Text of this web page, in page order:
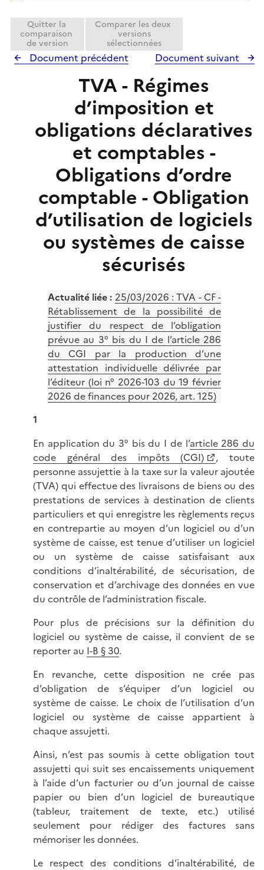
Quitter la
comparaison
de version
Comparer les deux
versions
sélectionnées
Document précédent Document suivant
TVA - Régimes
d’imposition et
obligations déclaratives
et comptables -
Obligations d’ordre
comptable - Obligation
d’utilisation de logiciels
ou systèmes de caisse
sécurisés
Actualité liée : 25/03/2026 : TVA - CF -
Rétablissement de la possibilité de
justifier du respect de l’obligation
prévue au 3° bis du I de l’article 286
du CGI par la production d’une
attestation individuelle délivrée par
l’éditeur (loi n° 2026-103 du 19 février
2026 de finances pour 2026, art. 125)
1
En application du 3° bis du I de l’article 286 du
code général des impôts (CGI)
, toute
personne assujettie à la taxe sur la valeur ajoutée
(TVA) qui effectue des livraisons de biens ou des
prestations de services à destination de clients
particuliers et qui enregistre les règlements reçus
en contrepartie au moyen d’un logiciel ou d’un
système de caisse, est tenue d’utiliser un logiciel
ou un système de caisse satisfaisant aux
conditions d’inaltérabilité, de sécurisation, de
conservation et d’archivage des données en vue
du contrôle de l’administration fiscale.
Pour plus de précisions sur la définition du
logiciel ou système de caisse, il convient de se
reporter au I-B § 30.
En revanche, cette disposition ne crée pas
d’obligation de s’équiper d’un logiciel ou
système de caisse. Le choix de l’utilisation d’un
logiciel ou système de caisse appartient à
chaque assujetti.
Ainsi, n’est pas soumis à cette obligation tout
assujetti qui suit ses encaissements uniquement
à l’aide d’un facturier ou d’un journal de caisse
papier ou bien d’un logiciel de bureautique
(tableur, traitement de texte, etc.) utilisé
seulement pour rédiger des factures sans
mémoriser les données.
Le respect des conditions d’inaltérabilité, de